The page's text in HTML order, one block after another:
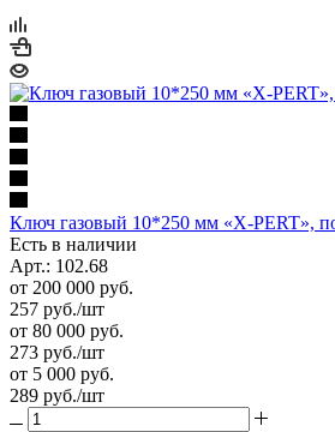
Ключ газовый 10*250 мм «X-PERT»,
Есть в наличии
Арт.: 102.68
от 200 000 руб.
257 руб./шт
от 80 000 руб.
273 руб./шт
от 5 000 руб.
289 руб./шт